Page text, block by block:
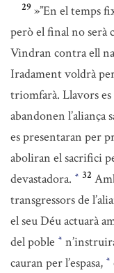
29 »”En el temps
però el final no serà
Vindran contra ell
Iradament voldrà
triomfarà. Llavors es
abandonen l’aliança
es presentaran per
aboliran el sacrifici
devastadora. * 32
transgressors de
el seu Déu actuarà
del poble *
cauran per l’espasa, *